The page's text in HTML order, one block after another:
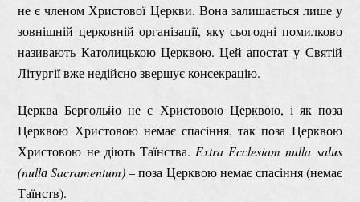
не є членом Христової Церкви. Вона залишається лише у
зовнішній церковній організації, яку сьогодні помилково
називають Католицькою Церквою. Цей апостат у Святій
Літургії вже недійсно звершує консекрацію.
Церква Бергольйо не є Христовою Церквою, і як поза
Церквою Христовою немає спасіння, так поза Церквою
Христовою не діють Таїнства. Extra Ecclesiam nulla salus
(nullа Sacramentum)– поза Церквою немає спасіння (немає
Таїнств).